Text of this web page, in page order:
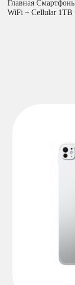
Главная
WiFi + Cellular 1TB